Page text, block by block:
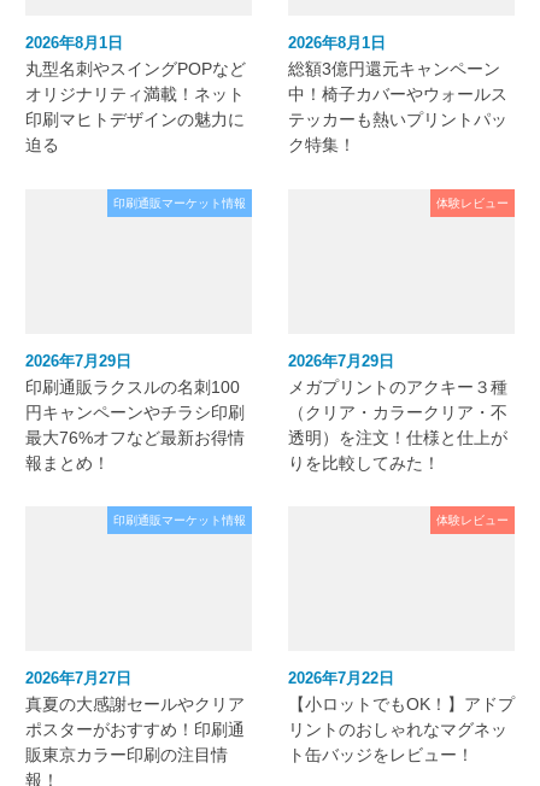
2026年8月1日
丸型名刺やスイングPOPなど
オリジナリティ満載！ネット
印刷マヒトデザインの魅力に
迫る
2026年8月1日
総額3億円還元キャンペーン
中！椅子カバーやウォールス
テッカーも熱いプリントパッ
ク特集！
印刷通販マーケット情報
2026年7月29日
印刷通販ラクスルの名刺100
円キャンペーンやチラシ印刷
最大76%オフなど最新お得情
報まとめ！
体験レビュー
2026年7月29日
メガプリントのアクキー３種
（クリア・カラークリア・不
透明）を注文！仕様と仕上が
りを比較してみた！
印刷通販マーケット情報
2026年7月27日
真夏の大感謝セールやクリア
ポスターがおすすめ！印刷通
販東京カラー印刷の注目情
報！
体験レビュー
2026年7月22日
【小ロットでもOK！】アドプ
リントのおしゃれなマグネッ
ト缶バッジをレビュー！